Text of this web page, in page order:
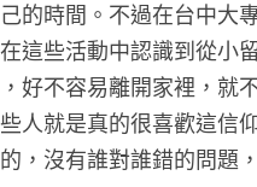
的時間。不過在台中大
這些活動中認識到從小
好不容易離開家裡，就
人就是真的很喜歡這信
，沒有誰對誰錯的問題